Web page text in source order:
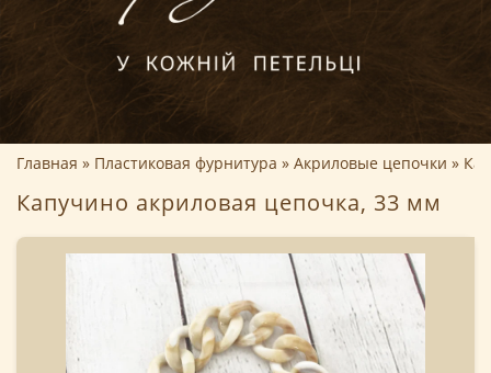
Главная Пластиковая фурнитура Акриловые цепочки
Капучино акриловая цепочка, 33 мм